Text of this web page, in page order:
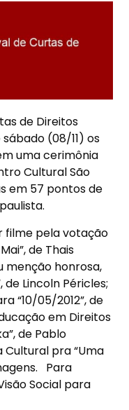
de Direitos
(08/11) os
uma cerimônia
Cultural São
em 57 pontos de
filme pela votação
de Thais
menção honrosa,
Lincoln Péricles;
“10/05/2012”, de
em Direitos
de Pablo
Cultural pra “Uma
Para
Social para